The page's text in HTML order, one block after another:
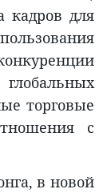
кадров для
торговые
с
в новой